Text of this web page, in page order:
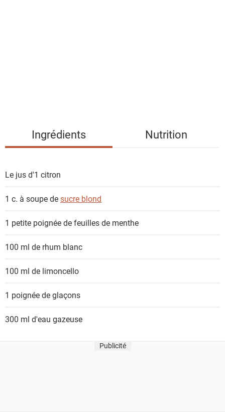
i
t
Ingrédients Nutrition
Le jus d'1 citron
1 c. à soupe desucre blond
1 petite poignée de feuilles de menthe
100 ml de rhum blanc
100 ml de limoncello
1 poignée deglaçons
300 ml d'eau gazeuse
Publicité